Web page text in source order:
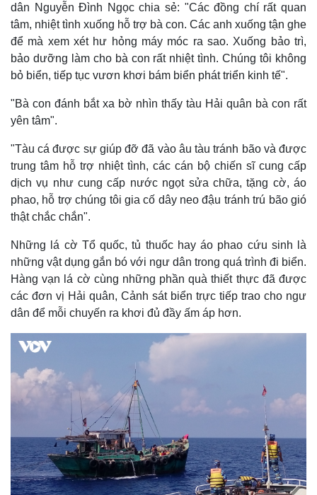
Thế giới
Quan sát
Cuộc sống đó đây
Hồ sơ
Multimedia
Video
Ảnh
dân Nguyễn Đình Ngọc chia sẻ: "Các đồng chí rất quan
tâm, nhiệt tình xuống hỗ trợ bà con. Các anh xuống tận ghe
để mà xem xét hư hỏng máy móc ra sao. Xuống bảo trì,
bảo dưỡng làm cho bà con rất nhiệt tình. Chúng tôi không
bỏ biển, tiếp tục vươn khơi bám biển phát triển kinh tế".
"Bà con đánh bắt xa bờ nhìn thấy tàu Hải quân bà con rất
yên tâm".
"Tàu cá được sự giúp đỡ đã vào âu tàu tránh bão và được
trung tâm hỗ trợ nhiệt tình, các cán bộ chiến sĩ cung cấp
dịch vụ như cung cấp nước ngọt sửa chữa, tặng cờ, áo
phao, hỗ trợ chúng tôi gia cố dây neo đậu tránh trú bão gió
thật chắc chắn".
Những lá cờ Tổ quốc, tủ thuốc hay áo phao cứu sinh là
những vật dụng gắn bó với ngư dân trong quá trình đi biển.
Hàng vạn lá cờ cùng những phần quà thiết thực đã được
các đơn vị Hải quân, Cảnh sát biển trực tiếp trao cho ngư
dân để mỗi chuyến ra khơi đủ đầy ấm áp hơn.